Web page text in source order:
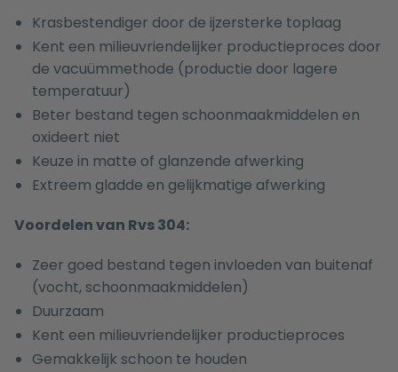
Krasbestendiger door de ijzersterke toplaag
Kent een milieuvriendelijker productieproces door
de vacuümmethode (productie door lagere
temperatuur)
Beter bestand tegen schoonmaakmiddelen en
oxideert niet
Keuze in matte of glanzende afwerking
Extreem gladde en gelijkmatige afwerking
Voordelen van Rvs 304:
Zeer goed bestand tegen invloeden van buitenaf
(vocht, schoonmaakmiddelen)
Duurzaam
Kent een milieuvriendelijker productieproces
Gemakkelijk schoon te houden